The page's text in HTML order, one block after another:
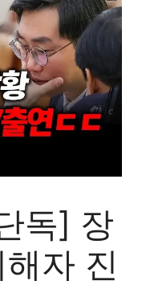
독] 장
자 진